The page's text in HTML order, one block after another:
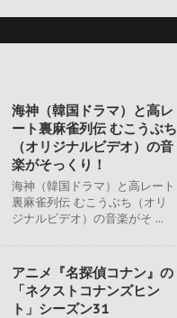
海神（韓国ドラマ）と高レ
ート裏麻雀列伝 むこうぶち
（オリジナルビデオ）の音
楽がそっくり！
海神（韓国ドラマ）と高レート
裏麻雀列伝 むこうぶち（オリ
ジナルビデオ）の音楽がそ ...
アニメ『名探偵コナン』の
「ネクストコナンズヒン
ト」シーズン31